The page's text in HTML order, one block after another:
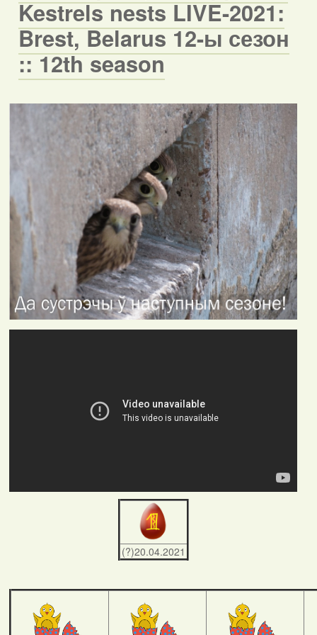
Kestrels nests LIVE-2021:
Brest, Belarus 12-ы сезон
:: 12th season
(?)20.04.2021